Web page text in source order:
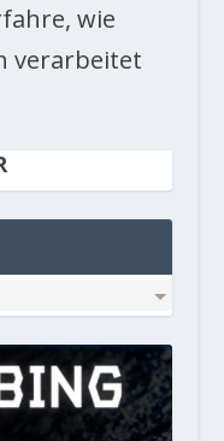
wie
verarbeitet